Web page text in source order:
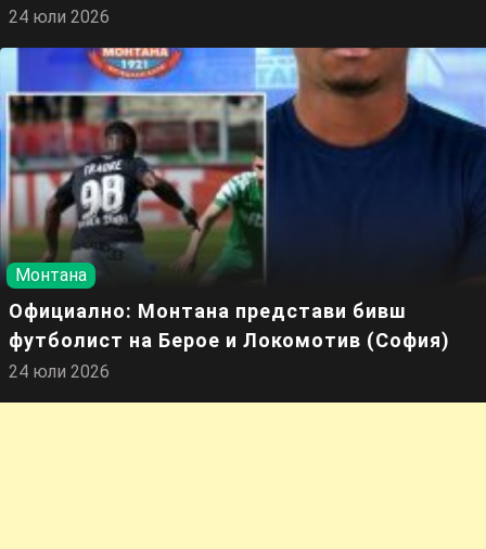
24 юли 2026
Монтана
Официално: Монтана представи бивш
футболист на Берое и Локомотив (София)
24 юли 2026